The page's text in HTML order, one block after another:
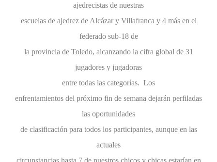
ajedrecistas de nuestras
escuelas de ajedrez de Alcázar y Villafranca y 4 más en el
federado sub-18 de
la provincia de Toledo, alcanzando la cifra global de 31
jugadores y jugadoras
entre todas las categorías. Los
enfrentamientos del próximo fin de semana dejarán perfiladas
las oportunidades
de clasificación para todos los participantes, aunque en las
actuales
circunstancias hasta 7 de nuestros chicos y chicas estarían en